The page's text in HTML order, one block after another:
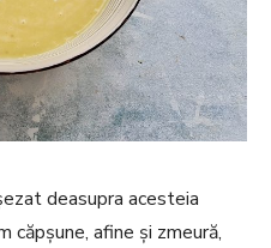
deasupra acesteia
afine și zmeură,